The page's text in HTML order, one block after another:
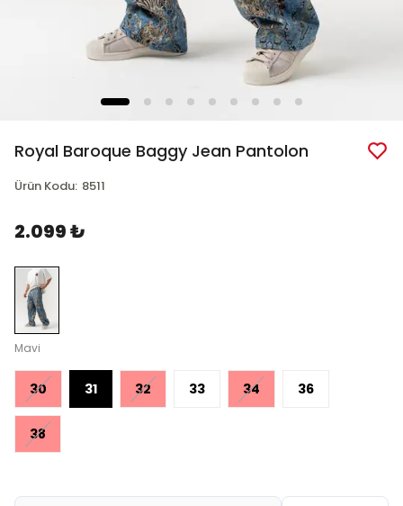
Royal Baroque Baggy Jean Pantolon
Ürün Kodu: 8511
2.099 ₺
Mavi
30 31 32 33 34 36
38